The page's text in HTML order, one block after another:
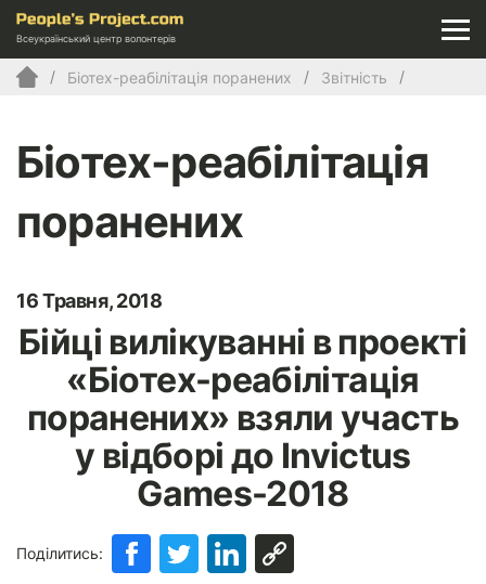
Всеукраїнський центр волонтерів
Біотех-реабілітація поранених Звітність
Біотех-реабілітація
поранених
16 Травня, 2018
Бійці вилікуванні в проекті
«Біотех-реабілітація
поранених» взяли участь
у відборі до Invictus
Games-2018
Поділитись: